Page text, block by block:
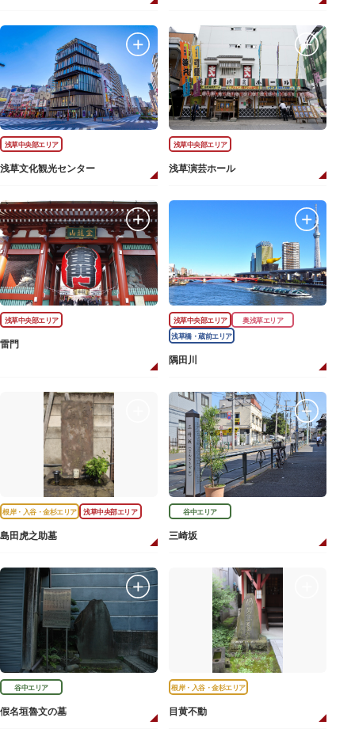
浅草中央部エリア
浅草文化観光センター
浅草中央部エリア
浅草演芸ホール
浅草中央部エリア
雷門
浅草中央部エリア
奥浅草エリア
浅草橋・蔵前エリア
隅田川
根岸・入谷・金杉エリア 浅草中央部エリア
島田虎之助墓
谷中エリア
三崎坂
谷中エリア
假名垣魯文の墓
根岸・入谷・金杉エリア
目黄不動